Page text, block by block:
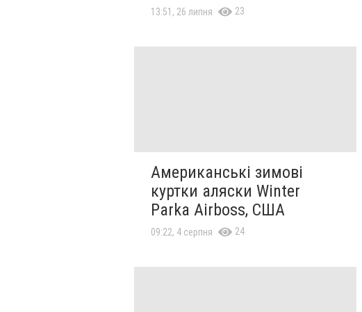
13:51, 26 липня 23
Американські зимові
куртки аляски Winter
Parka Airboss, США
09:22, 4 серпня 24